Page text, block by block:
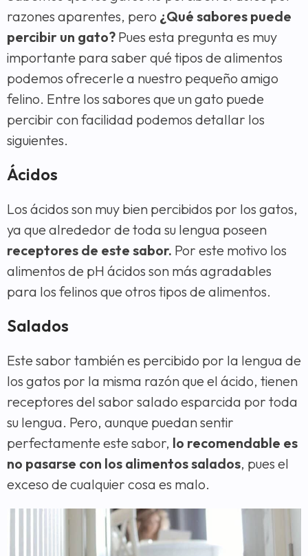
razones aparentes, pero ¿Qué sabores puede
percibir un gato? Pues esta pregunta es muy
importante para saber qué tipos de alimentos
podemos ofrecerle a nuestro pequeño amigo
felino. Entre los sabores que un gato puede
percibir con facilidad podemos detallar los
siguientes.
Ácidos
Los ácidos son muy bien percibidos por los gatos,
ya que alrededor de toda su lengua poseen
receptores de este sabor. Por este motivo los
alimentos de pH ácidos son más agradables
para los felinos que otros tipos de alimentos.
Salados
Este sabor también es percibido por la lengua de
los gatos por la misma razón que el ácido, tienen
receptores del sabor salado esparcida por toda
su lengua. Pero, aunque puedan sentir
perfectamente este sabor, lo recomendable es
no pasarse con los alimentos salados, pues el
exceso de cualquier cosa es malo.